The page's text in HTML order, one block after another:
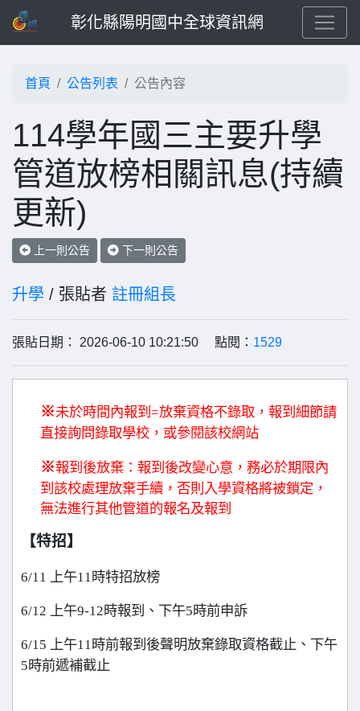
彰化縣陽明國中全球資訊網
首頁 公告列表 公告內容
114學年國三主要升學
管道放榜相關訊息(持續
更新)
上一則公告 下一則公告
升學 / 張貼者 註冊組長
張貼日期： 2026-06-10 10:21:50 點閱： 1529
※未於時間內報到=放棄資格不錄取，報到細節請
直接詢問錄取學校，或參閱該校網站
※報到後放棄：報到後改變心意，務必於期限內
到該校處理放棄手續，否則入學資格將被鎖定，
無法進行其他管道的報名及報到
【特招】
6/11 上午11時特招放榜
6/12 上午9-12時報到、下午5時前申訴
6/15 上午11時前報到後聲明放棄錄取資格截止、下午
5時前遞補截止